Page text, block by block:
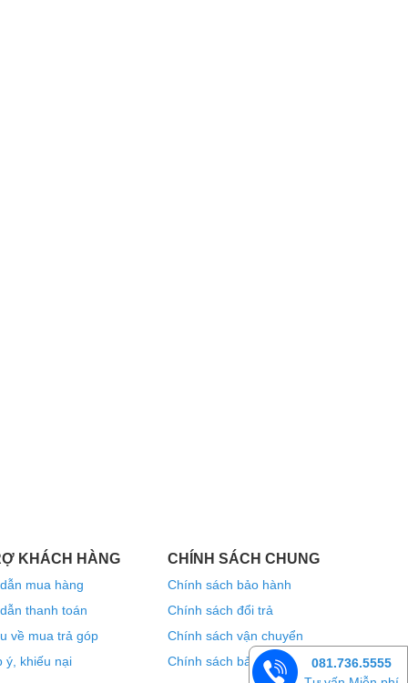
KHÁCH HÀNG
mua hàng
thanh toán
về mua trả góp
ý, khiếu nại
CHÍNH SÁCH CHUNG
Chính sách bảo hành
Chính sách đổi trả
Chính sách vận chuyển
Chính sách bảo mật thông tin081.736.5555